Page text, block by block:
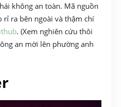
không an toàn. Mã nguồn
rỉ ra bên ngoài và thậm chí
. (Xem nghiên cứu thôi
an mời lên phường anh